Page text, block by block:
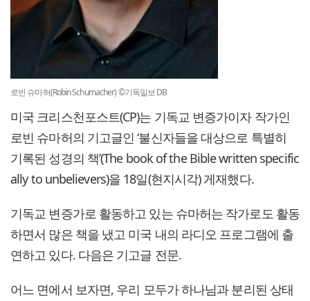
로빈 슈마허(Robin Schumacher) ©기독일보 DB
미국 크리스천포스트(CP)는 기독교 변증가이자 작가인
로빈 슈마허의 기고글인 ‘불신자들을 대상으로 특별히
기록된 성경의 책’(The book of the Bible written specific
ally to unbelievers)을 18일(현지시각) 게재했다.
기독교 변증가로 활동하고 있는 슈마허는 작가로도 활동
하면서 많은 책을 냈고 미국 내의 라디오 프로그램에 출
연하고 있다. 다음은 기고글 전문.
어느 면에서 보자면, 우리 모두가 하나님과 분리된 상태